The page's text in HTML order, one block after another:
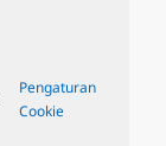
Pengaturan
Cookie